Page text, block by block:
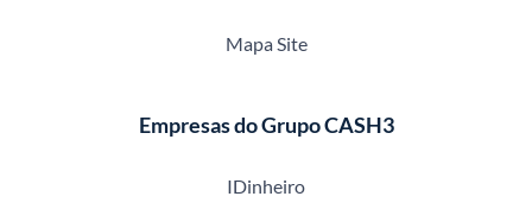
Mapa Site
Empresas do Grupo CASH3
IDinheiro